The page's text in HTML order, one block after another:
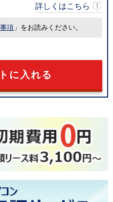
詳しくはこちら
項 」をお読みください。
に入れる